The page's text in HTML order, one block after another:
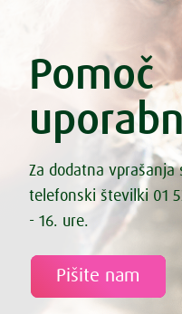
Pomoč
Za dodatna
telefonski številki 01
- 16. ure.
Pišite nam